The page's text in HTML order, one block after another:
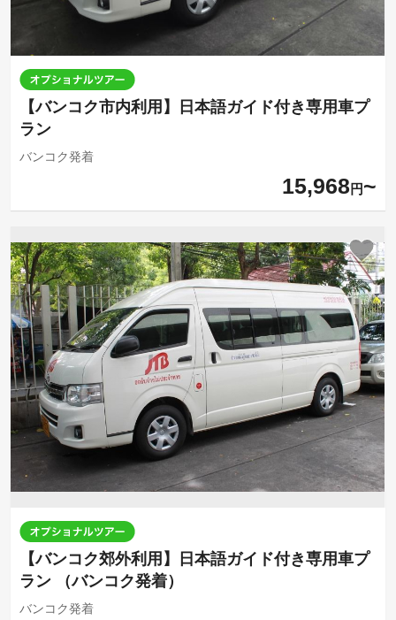
【バンコク市内利用】日本語ガイド付き専用車プ
ラン
バンコク発着
15,968円
【バンコク郊外利用】日本語ガイド付き専用車プ
ラン （バンコク発着）
バンコク発着